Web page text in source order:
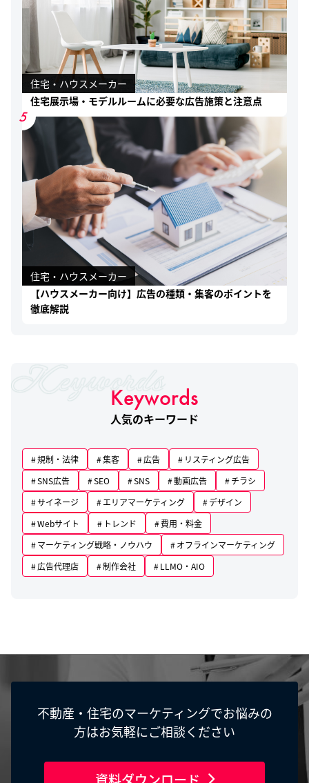
住宅・ハウスメーカー
住宅展示場・モデルルームに必要な広告施策と注意点
5
住宅・ハウスメーカー
【ハウスメーカー向け】広告の種類・集客のポイントを
徹底解説
Keywords
人気のキーワード
規制・法律 集客 広告
リスティング広告
SNS広告
SEO SNS 動画広告
チラシ
サイネージ
エリアマーケティング
デザイン
Webサイト
トレンド
費用・料金
マーケティング戦略・ノウハウ
オフラインマーケティング
広告代理店
制作会社 LLMO・AIO
不動産・住宅のマーケティングでお悩みの
方はお気軽にご相談ください
資料ダウンロード